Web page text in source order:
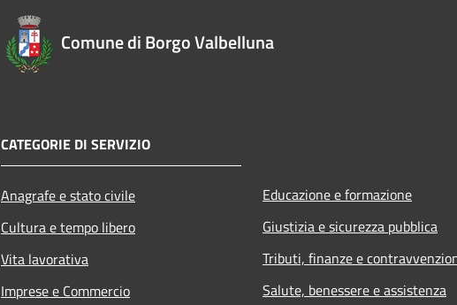
Comune di Borgo Valbelluna
CATEGORIE DI SERVIZIO
Anagrafe e stato civile
Cultura e tempo libero
Vita lavorativa
Imprese e Commercio
Educazione e formazione
Giustizia e sicurezza pubblica
Tributi, finanze e
Salute, benessere e assistenza